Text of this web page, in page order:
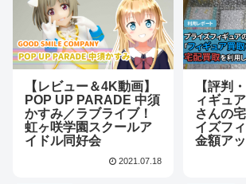
【レビュー＆4K動画】
POP UP PARADE 中須
かすみ／ラブライブ！
虹ヶ咲学園スクールア
イドル同好会
2021.07.18
【評判
ィギュ
さんの
イズフ
金額ア